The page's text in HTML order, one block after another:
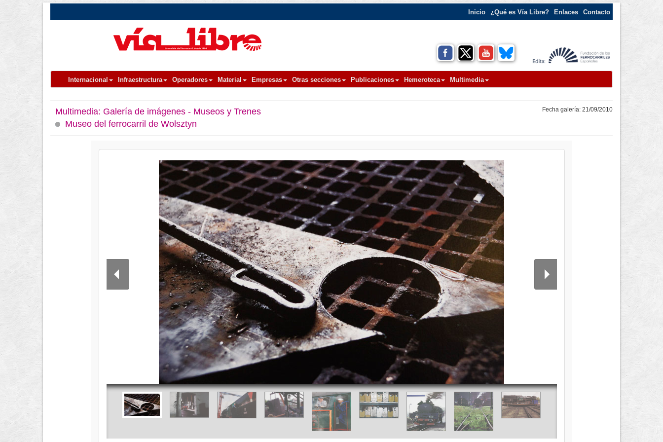
Inicio ¿Qué es Vía Libre? Enlaces Contacto
Internacional Infraestructura Operadores Material Empresas Otras secciones Publicaciones Hemeroteca Multimedia
Multimedia: Galería de imágenes - Museos y Trenes
Museo del ferrocarril de Wolsztyn
Fecha galería: 21/09/2010